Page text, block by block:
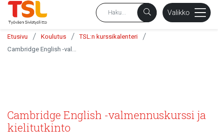
Valikko
Etusivu / Koulutus / TSL:n kurssikalenteri /
Cambridge English -valmennuskurssi ja kielitutkinto
Cambridge English -valmennuskurssi ja
kielitutkinto